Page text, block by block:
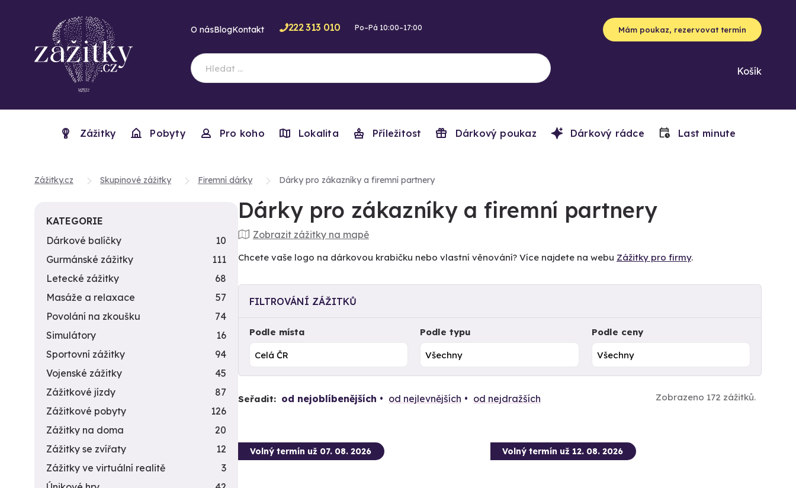
O násBlogKontakt 222 313 010 Po–Pá 10:00–17:00 Mám poukaz, rezervovat termín
Košík
Zážitky Pobyty Pro koho Lokalita Příležitost Dárkový poukaz Dárkový rádce Last minute
Zážitky.cz Skupinové zážitky Firemní dárky Dárky pro zákazníky a firemní partnery
Dárky pro zákazníky a firemní partnery
Zobrazit zážitky na mapě
Chcete vaše logo na dárkovou krabičku nebo vlastní věnování? Více najdete na webu Zážitky pro firmy.
FILTROVÁNÍ ZÁŽITKŮ
Podle místa Podle typu Podle ceny
Seřadit: od nejoblíbenějších od nejlevnějších od nejdražších Zobrazeno 172 zážitků.
Volný termín už 07. 08. 2026 Volný termín už 12. 08. 2026
KATEGORIE
Dárkové balíčky
10
Gurmánské zážitky
111
Letecké zážitky
68
Masáže a relaxace
57
Povolání na zkoušku
74
Simulátory
16
Sportovní zážitky
94
Vojenské zážitky
45
Zážitkové jízdy
87
Zážitkové pobyty
126
Zážitky na doma
20
Zážitky se zvířaty
12
Zážitky ve virtuální realitě
3